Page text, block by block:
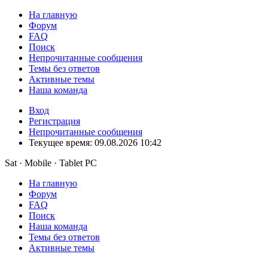
На главную
Форум
FAQ
Поиск
Непрочитанные сообщения
Темы без ответов
Активные темы
Наша команда
Вход
Регистрация
Непрочитанные сообщения
Текущее время: 09.08.2026 10:42
Sat · Mobile · Tablet PC
На главную
Форум
FAQ
Поиск
Наша команда
Темы без ответов
Активные темы